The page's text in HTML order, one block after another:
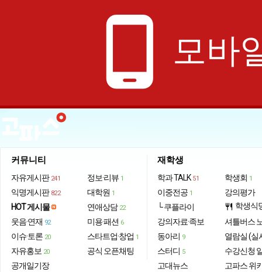
phone_android 모바
커뮤니티
자유게시판 241
익명게시판 822
HOT 게시물
웃음·연재 92
이슈·토론 20
자유홍보 20
공개일기장
정보·리뷰 1
대학원 1
연애상담 22
미용·패션 6
스타트업·창업 1
공식 오픈채팅
재학생
학과 TALK 51
이중전공 1
└ 쿠플라이
강의자료·족보
동아리 9
스터디 5
고대뉴스
학생회 1
강의평가
restaurant 학생식
셔틀버스
열람실 (실
수강신청
고파스 위